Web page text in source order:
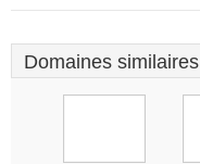
Domaines similaires